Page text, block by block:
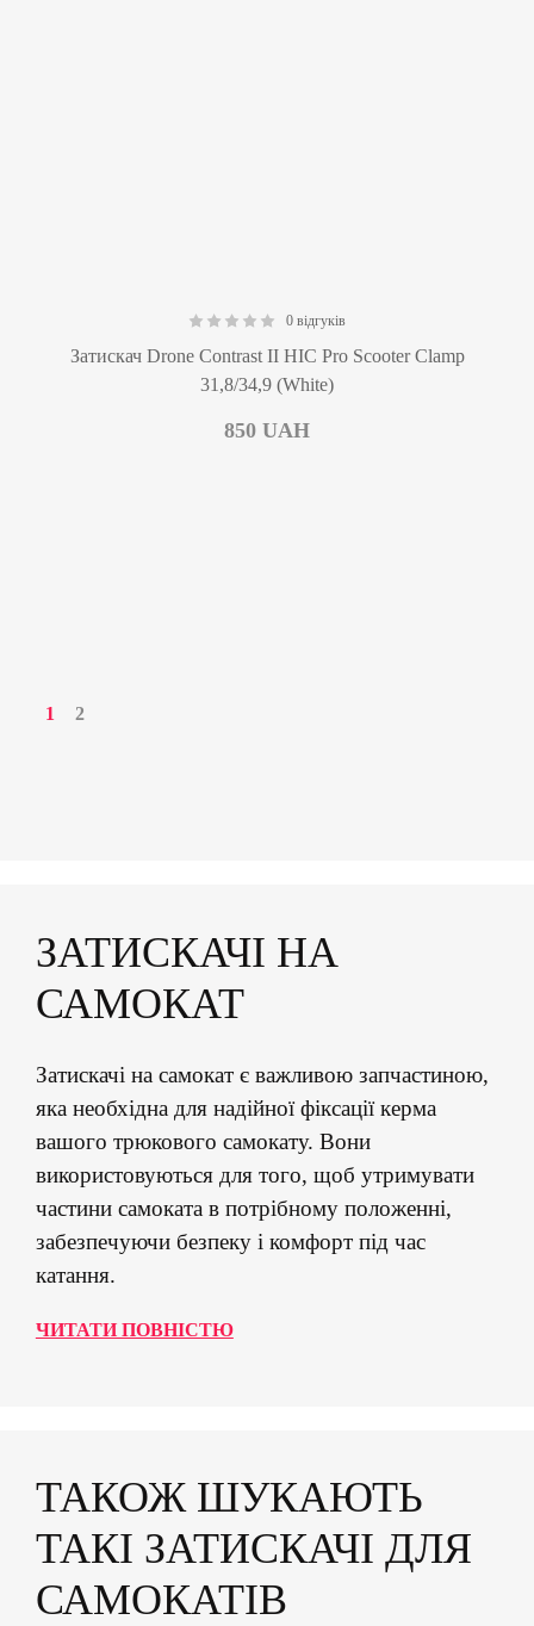
0 відгуків
Затискач Drone Contrast II HIC Pro Scooter Clamp
31,8/34,9 (White)
850 UAH
1 2
ЗАТИСКАЧІ НА
САМОКАТ
Затискачі на самокат є важливою запчастиною,
яка необхідна для надійної фіксації керма
вашого трюкового самокату. Вони
використовуються для того, щоб утримувати
частини самоката в потрібному положенні,
забезпечуючи безпеку і комфорт під час
катання.
ЧИТАТИ ПОВНІСТЮ
ТАКОЖ ШУКАЮТЬ
ТАКІ ЗАТИСКАЧІ ДЛЯ
САМОКАТІВ